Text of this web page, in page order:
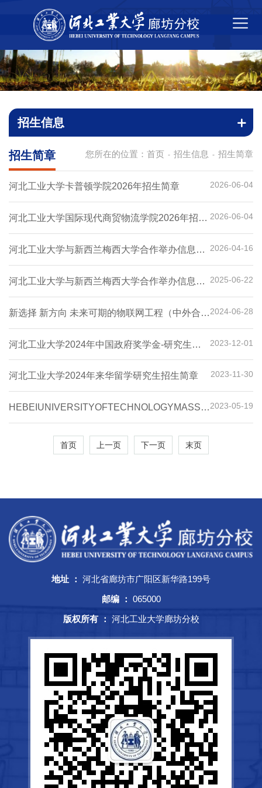
招生信息
您所在的位置： 首页 - 招生信息 - 招生简章
招生简章
2026-06-04
河北工业大学卡普顿学院2026年招生简章
2026-06-04
河北工业大学国际现代商贸物流学院2026年招生
2026-04-16
河北工业大学与新西兰梅西大学合作举办信息科
2025-06-22
河北工业大学与新西兰梅西大学合作举办信息科
2024-06-28
新选择 新方向 未来可期的物联网工程（中外合作
2023-12-01
河北工业大学2024年中国政府奖学金-研究生项
2023-11-30
河北工业大学2024年来华留学研究生招生简章
2023-05-19
首页 上一页 下一页 末页
地址 ： 河北省廊坊市广阳区新华路199号
邮编 ： 065000
版权所有 ： 河北工业大学廊坊分校